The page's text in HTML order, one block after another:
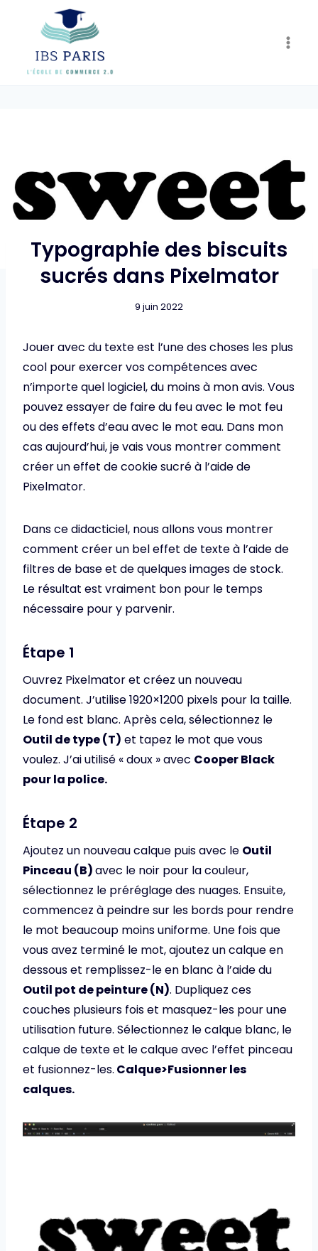
content
Typographie des biscuits
sucrés dans Pixelmator
9 juin 2022
Jouer avec du texte est l’une des choses les plus
cool pour exercer vos compétences avec
n’importe quel logiciel, du moins à mon avis. Vous
pouvez essayer de faire du feu avec le mot feu
ou des effets d’eau avec le mot eau. Dans mon
cas aujourd’hui, je vais vous montrer comment
créer un effet de cookie sucré à l’aide de
Pixelmator.
Dans ce didacticiel, nous allons vous montrer
comment créer un bel effet de texte à l’aide de
filtres de base et de quelques images de stock.
Le résultat est vraiment bon pour le temps
nécessaire pour y parvenir.
Étape 1
Ouvrez Pixelmator et créez un nouveau
document. J’utilise 1920×1200 pixels pour la taille.
Le fond est blanc. Après cela, sélectionnez le
Outil de type (T) et tapez le mot que vous
voulez. J’ai utilisé « doux » avec Cooper Black
pour la police.
Étape 2
Ajoutez un nouveau calque puis avec le Outil
Pinceau (B)avec le noir pour la couleur,
sélectionnez le préréglage des nuages. Ensuite,
commencez à peindre sur les bords pour rendre
le mot beaucoup moins uniforme. Une fois que
vous avez terminé le mot, ajoutez un calque en
dessous et remplissez-le en blanc à l’aide du
Outil pot de peinture (N). Dupliquez ces
couches plusieurs fois et masquez-les pour une
utilisation future. Sélectionnez le calque blanc, le
calque de texte et le calque avec l’effet pinceau
et fusionnez-les. Calque>Fusionner les
calques.